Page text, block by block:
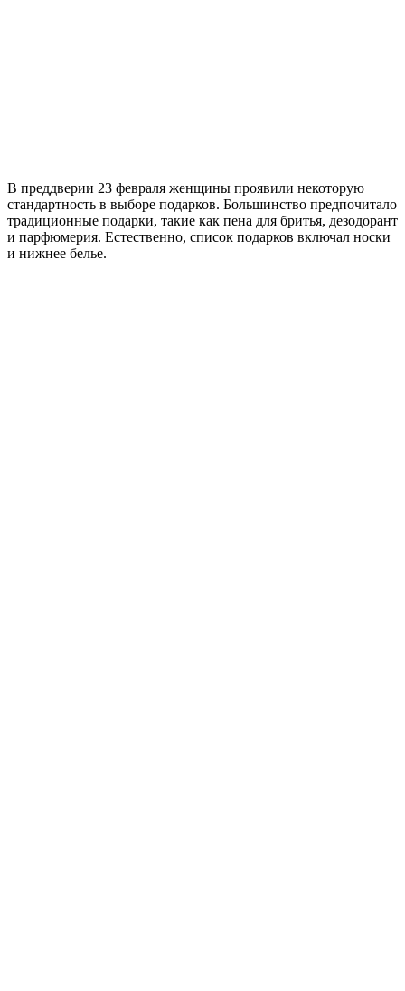
В преддверии 23 февраля женщины проявили некоторую
стандартность в выборе подарков. Большинство предпочитало
традиционные подарки, такие как пена для бритья, дезодорант
и парфюмерия. Естественно, список подарков включал носки
и нижнее белье.